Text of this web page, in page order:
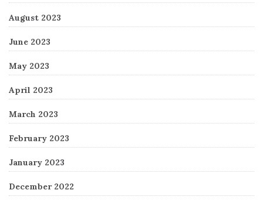
August 2023
June 2023
May 2023
April 2023
March 2023
February 2023
January 2023
December 2022